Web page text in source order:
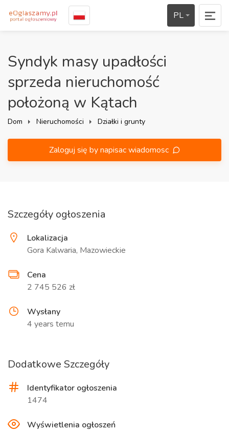
PL
Syndyk masy upadłości
sprzeda nieruchomość
położoną w Kątach
Dom Nieruchomości Działki i grunty
Zaloguj się by napisac wiadomosc
Szczegóły ogłoszenia
Lokalizacja
Gora Kalwaria, Mazowieckie
Cena
2 745 526 zł
Wysłany
4 years temu
Dodatkowe Szczegóły
Identyfikator ogłoszenia
1474
Wyświetlenia ogłoszeń